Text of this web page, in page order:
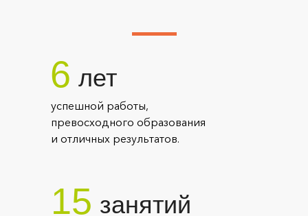
6 лет
успешной работы,
превосходного образования
и отличных результатов.
15 занятий